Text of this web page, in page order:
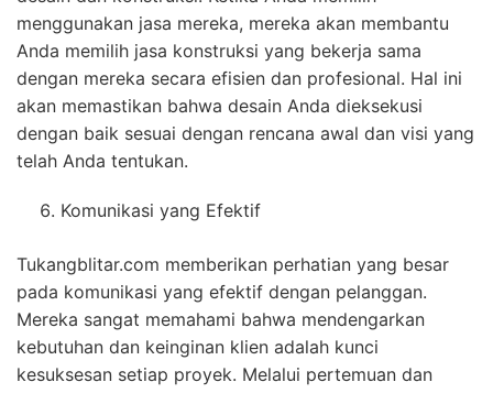
menggunakan jasa mereka, mereka akan membantu
Anda memilih jasa konstruksi yang bekerja sama
dengan mereka secara efisien dan profesional. Hal ini
akan memastikan bahwa desain Anda dieksekusi
dengan baik sesuai dengan rencana awal dan visi yang
telah Anda tentukan.
Komunikasi yang Efektif
Tukangblitar.com memberikan perhatian yang besar
pada komunikasi yang efektif dengan pelanggan.
Mereka sangat memahami bahwa mendengarkan
kebutuhan dan keinginan klien adalah kunci
kesuksesan setiap proyek. Melalui pertemuan dan